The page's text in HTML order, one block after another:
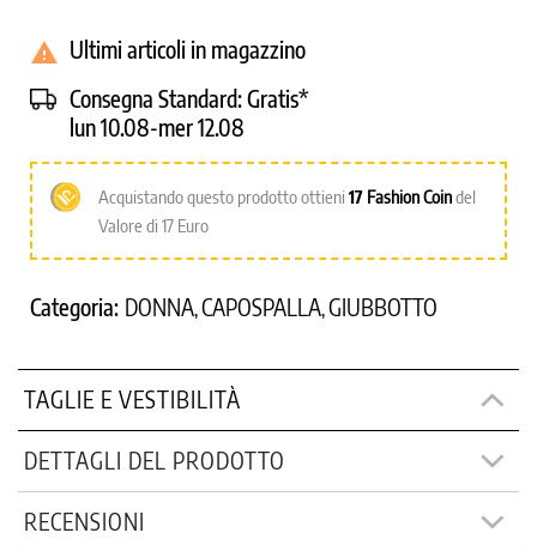
 Ultimi articoli in magazzino
Consegna Standard:Gratis*
lun 10.08-mer 12.08
Acquistando questo prodotto ottieni 17 Fashion Coindel
Valore di 17 Euro
Categoria: DONNA,CAPOSPALLA,GIUBBOTTO
TAGLIE E VESTIBILITÀ
DETTAGLI DEL PRODOTTO
RECENSIONI